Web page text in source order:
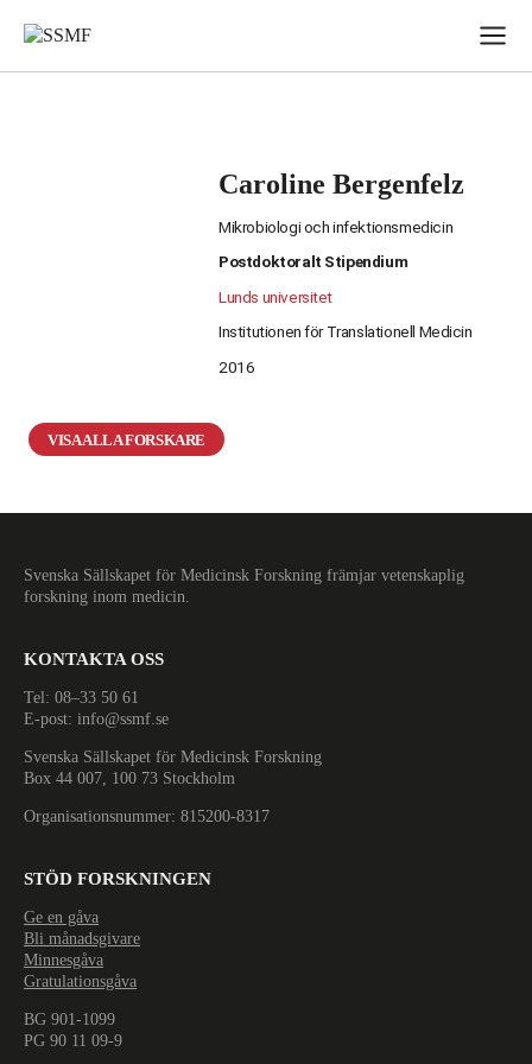
Caroline Bergenfelz
Mikrobiologi och infektionsmedicin
Postdoktoralt Stipendium
Lunds universitet
Institutionen för Translationell Medicin
2016
VISA ALLA FORSKARE
Svenska Sällskapet för Medicinsk Forskning främjar vetenskaplig
forskning inom medicin.
KONTAKTA OSS
Tel: 08–33 50 61
E-post: info@ssmf.se
Svenska Sällskapet för Medicinsk Forskning
Box 44 007, 100 73 Stockholm
Organisationsnummer: 815200-8317
STÖD FORSKNINGEN
Ge en gåva
Bli månadsgivare
Minnesgåva
Gratulationsgåva
BG 901-1099
PG 90 11 09-9
Nödvändiga